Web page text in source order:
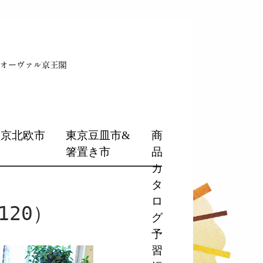
北欧市
東京豆皿市&
箸置き市
商
品
カ
タ
ロ
グ
予
習
）